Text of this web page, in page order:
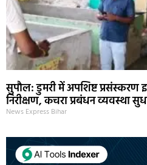
सुपौल: डुमरी में अपशिष्ट प्रसंस्करण
निरीक्षण, कचरा प्रबंधन व्यवस्था
News Express Bihar